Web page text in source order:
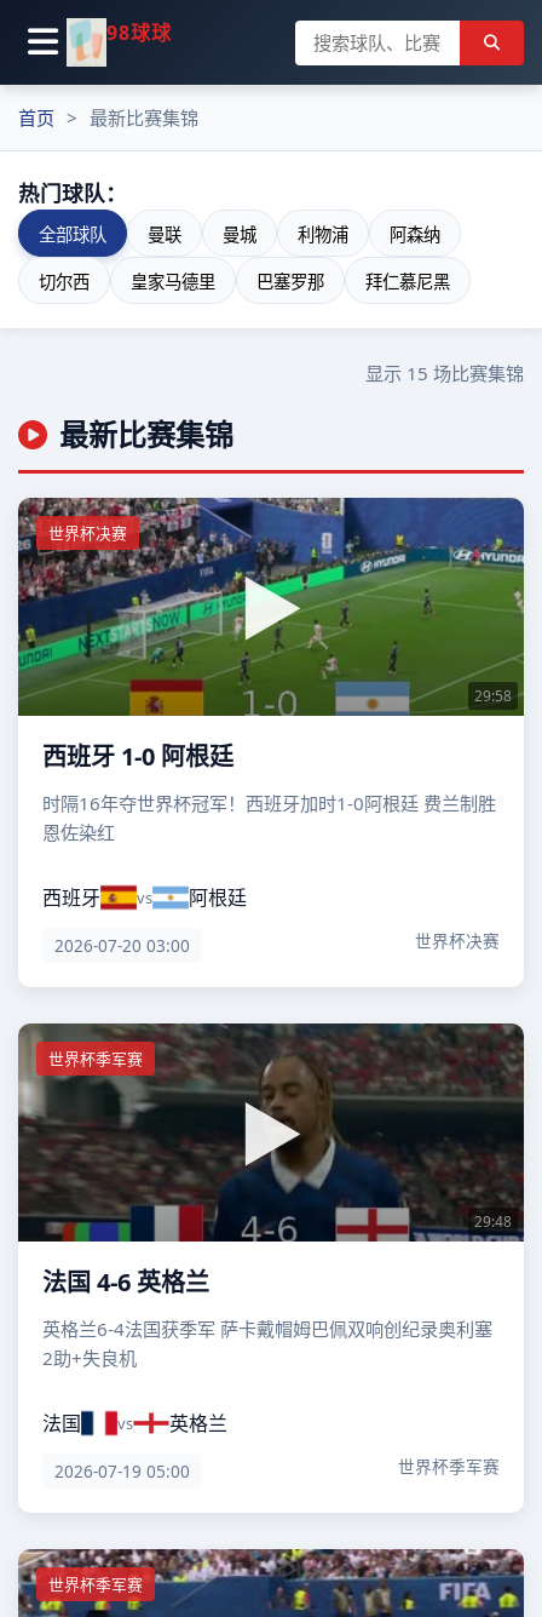
98球球
首页 最新比赛集锦
热门球队：
全部球队 曼联 曼城 利物浦 阿森纳
切尔西 皇家马德里 巴塞罗那 拜仁慕尼黑
显示 15 场比赛集锦
最新比赛集锦
世界杯决赛
29:58
西班牙 1-0 阿根廷
时隔16年夺世界杯冠军！西班牙加时1-0阿根廷 费兰制胜
恩佐染红
西班牙 vs 阿根廷
2026-07-20 03:00 世界杯决赛
世界杯季军赛
29:48
法国 4-6 英格兰
英格兰6-4法国获季军 萨卡戴帽姆巴佩双响创纪录奥利塞
2助+失良机
法国 vs 英格兰
2026-07-19 05:00 世界杯季军赛
世界杯季军赛